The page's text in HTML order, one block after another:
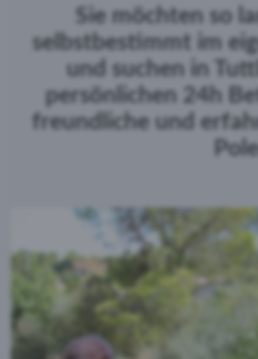
Sie möchten so
selbstbestimmt im
und suchen in
persönlichen 24h
freundliche und